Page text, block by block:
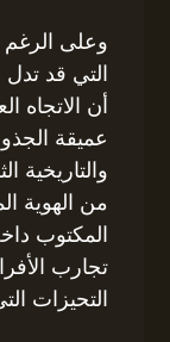
وعلى الرغم
التي قد تدل
أن الاتجاه
عميقة
والتاريخية
من الهوية
المكتوب
تجارب
التحيزات